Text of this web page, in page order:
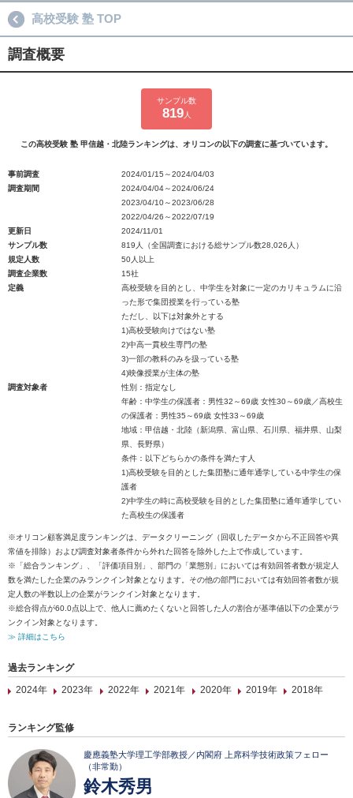
高校受験 塾 TOP
調査概要
サンプル数
819人
この高校受験 塾 甲信越・北陸ランキングは、オリコンの以下の調査に基づいています。
事前調査
2024/01/15～2024/04/03
調査期間
2024/04/04～2024/06/24
2023/04/10～2023/06/28
2022/04/26～2022/07/19
更新日
2024/11/01
サンプル数
819人（全国調査における総サンプル数28,026人）
規定人数
50人以上
調査企業数
15社
定義
高校受験を目的とし、中学生を対象に一定のカリキュラムに沿
った形で集団授業を行っている塾
ただし、以下は対象外とする
1)高校受験向けではない塾
2)中高一貫校生専門の塾
3)一部の教科のみを扱っている塾
4)映像授業が主体の塾
調査対象者
性別：指定なし
年齢：中学生の保護者：男性32～69歳 女性30～69歳／高校生
の保護者：男性35～69歳 女性33～69歳
地域：甲信越・北陸（新潟県、富山県、石川県、福井県、山梨
県、長野県）
条件：以下どちらかの条件を満たす人
1)高校受験を目的とした集団塾に通年通学している中学生の保
護者
2)中学生の時に高校受験を目的とした集団塾に通年通学してい
た高校生の保護者
※オリコン顧客満足度ランキングは、データクリーニング（回収したデータから不正回答や異
常値を排除）および調査対象者条件から外れた回答を除外した上で作成しています。
※「総合ランキング」、「評価項目別」、部門の「業態別」においては有効回答者数が規定人
数を満たした企業のみランクイン対象となります。その他の部門においては有効回答者数が規
定人数の半数以上の企業がランクイン対象となります。
※総合得点が60.0点以上で、他人に薦めたくないと回答した人の割合が基準値以下の企業がラ
ンクイン対象となります。
≫ 詳細はこちら
過去ランキング
2024年
2023年 2022年 2021年 2020年 2019年 2018年
ランキング監修
慶應義塾大学理工学部教授／内閣府 上席科学技術政策フェロー
（非常勤）
鈴木秀男